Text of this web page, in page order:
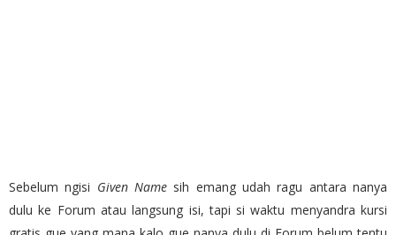
Sebelum ngisi Given Name sih emang udah ragu antara nanya
dulu ke Forum atau langsung isi, tapi si waktu menyandra kursi